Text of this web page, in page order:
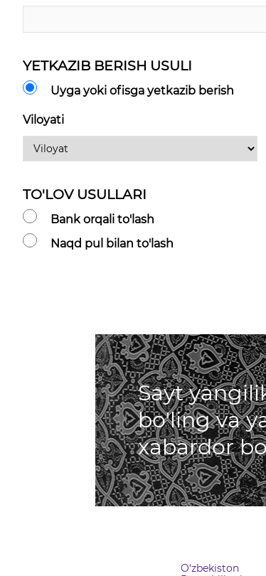
YETKAZIB BERISH USULI
Uyga yoki ofisga yetkazib berish
Viloyati
TO'LOV USULLARI
Bank orqali to'lash
Naqd pul bilan to'lash
Sayt
bo'ling va
xabardor
O‘zbekiston